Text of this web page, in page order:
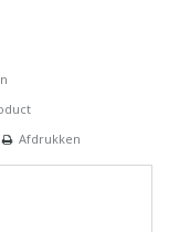
Afdrukken